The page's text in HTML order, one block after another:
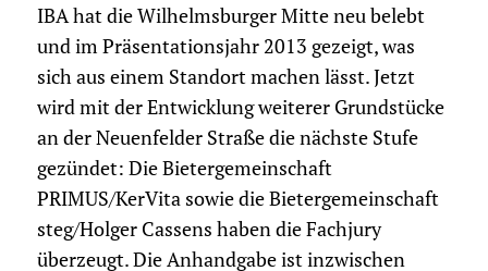
IBA hat die Wilhelmsburger Mitte neu belebt
und im Präsentationsjahr 2013 gezeigt, was
sich aus einem Standort machen lässt. Jetzt
wird mit der Entwicklung weiterer Grundstücke
an der Neuenfelder Straße die nächste Stufe
gezündet: Die Bietergemeinschaft
PRIMUS/KerVita sowie die Bietergemeinschaft
steg/Holger Cassens haben die Fachjury
überzeugt. Die Anhandgabe ist inzwischen